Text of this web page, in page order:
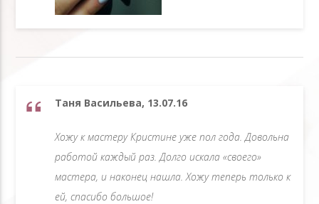
Таня Васильева, 13.07.16
Хожу к мастеру Кристине уже пол года. Довольна
работой каждый раз. Долго искала «своего»
мастера, и наконец нашла. Хожу теперь только к
ей, спасибо большое!